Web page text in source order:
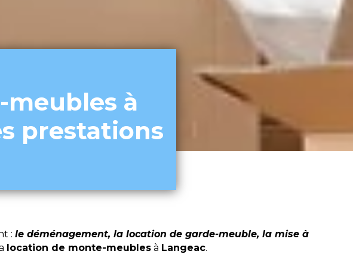
à
prestations
: le déménagement, la location de garde-meuble, la mise à
location de monte-meublesà Langeac.